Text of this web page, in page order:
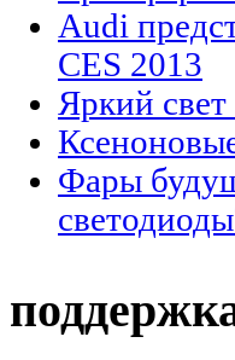
Audi
CES 2013
Яркий
Фары